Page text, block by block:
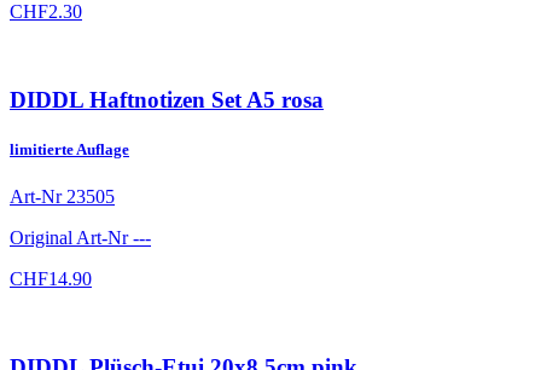
CHF2.30
DIDDL Haftnotizen Set A5 rosa
limitierte Auflage
Art-Nr 23505
Original Art-Nr---
CHF14.90